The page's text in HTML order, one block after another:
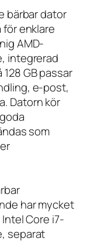
bärbar dator
enklare
AMD-
integrerad
GB passar
e-post,
Datorn kör
som
har mycket
Core i7-
separat